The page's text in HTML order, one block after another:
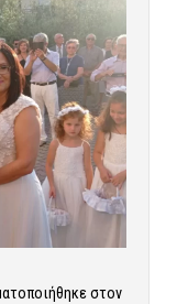
στον